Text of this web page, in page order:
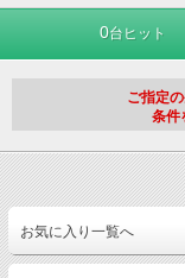
0台ヒット
ご指定
条件
お気に入り一覧へ